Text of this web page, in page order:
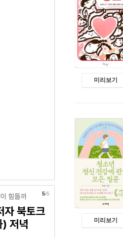
6/6
미리보기
미리보기